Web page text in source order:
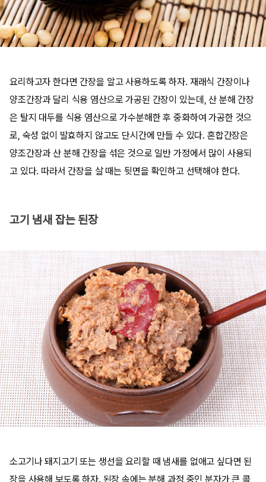
요리하고자 한다면 간장을 알고 사용하도록 하자. 재래식 간장이나
양조간장과 달리 식용 염산으로 가공된 간장이 있는데, 산 분해 간장
은 탈지 대두를 식용 염산으로 가수분해한 후 중화하여 가공한 것으
로, 숙성 없이 발효하지 않고도 단시간에 만들 수 있다. 혼합간장은
양조간장과 산 분해 간장을 섞은 것으로 일반 가정에서 많이 사용되
고 있다. 따라서 간장을 살 때는 뒷면을 확인하고 선택해야 한다.
고기 냄새 잡는 된장
소고기나 돼지고기 또는 생선을 요리할 때 냄새를 없애고 싶다면 된
장을 사용해 보도록 하자. 된장 속에는 분해 과정 중인 분자가 큰 콜